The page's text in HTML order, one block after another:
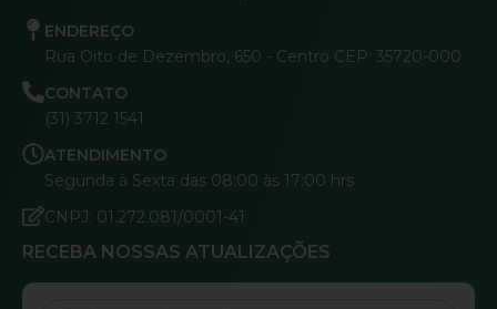
ENDEREÇO
Rua Oito de Dezembro, 650 - Centro CEP: 35720-000
CONTATO
(31) 3712 1541
ATENDIMENTO
Segunda à Sexta das 08:00 às 17:00 hrs
CNPJ: 01.272.081/0001-41
RECEBA NOSSAS ATUALIZAÇÕES